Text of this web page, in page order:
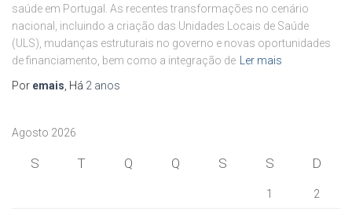
saúde em Portugal. As recentes transformações no cenário
nacional, incluindo a criação das Unidades Locais de Saúde
(ULS), mudanças estruturais no governo e novas oportunidades
de financiamento, bem como a integração de
Ler mais
Por emais , Há 2 anos
Agosto 2026
S T Q Q S S D
1 2